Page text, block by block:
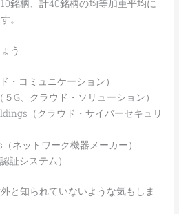
銘柄、計40銘柄の均等加重平均に
。
う
コミュニケーション）
G、クラウド・ソリューション）
（クラウド・サイバーセキュリ
ネットワーク機器メーカー）
証システム）
と知られていないような気もしま